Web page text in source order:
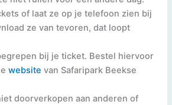
of laat ze op je telefoon zien bij
ze van tevoren, dat loopt
bij je ticket. Bestel hiervoor
website van Safaripark Beekse
doorverkopen aan anderen of